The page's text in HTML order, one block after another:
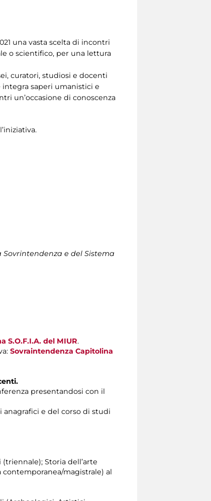
una vasta scelta di incontri
o scientifico, per una lettura
curatori, studiosi e docenti
saperi umanistici e
un’occasione di conoscenza
e del Sistema
S.O.F.I.A. del MIUR.
Sovraintendenza Capitolina
presentandosi con il
e del corso di studi
Storia dell’arte
magistrale) al